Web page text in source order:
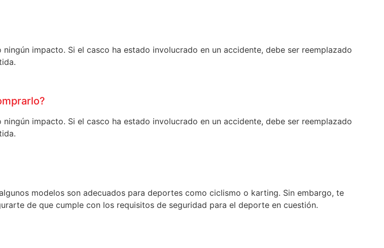
impacto. Si el casco ha estado involucrado en un accidente, debe ser reemplazado
impacto. Si el casco ha estado involucrado en un accidente, debe ser reemplazado
modelos son adecuados para deportes como ciclismo o karting. Sin embargo, te
de que cumple con los requisitos de seguridad para el deporte en cuestión.